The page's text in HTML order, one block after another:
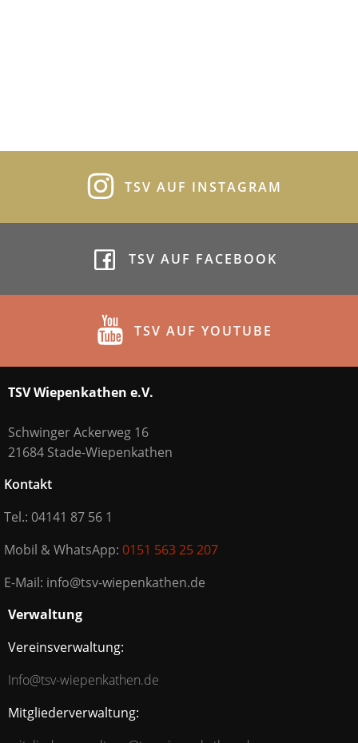
TSV AUF INSTAGRAM
TSV AUF FACEBOOK
TSV AUF YOUTUBE
TSV Wiepenkathen e.V.
Schwinger Ackerweg 16
21684 Stade-Wiepenkathen
Kontakt
Tel.: 04141 87 56 1
Mobil & WhatsApp: 0151 563 25 207
E-Mail: info@tsv-wiepenkathen.de
Verwaltung
Vereinsverwaltung:
Info@tsv-wiepenkathen.de
Mitgliederverwaltung: